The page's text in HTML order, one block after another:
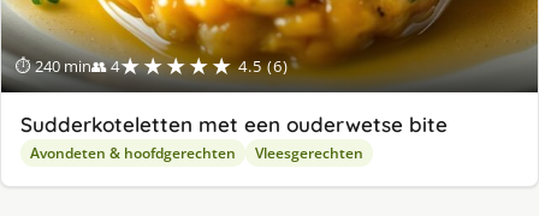
⏱ 240 min👥 4★★★★★ 4.5 (6)
Sudderkoteletten met een ouderwetse bite
Avondeten & hoofdgerechten Vleesgerechten